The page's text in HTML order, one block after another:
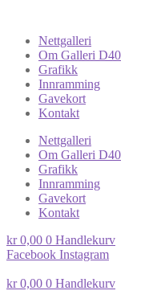
Nettgalleri
Om Galleri D40
Grafikk
Innramming
Gavekort
Kontakt
Nettgalleri
Om Galleri D40
Grafikk
Innramming
Gavekort
Kontakt
kr0,00 0 Handlekurv
Facebook Instagram
kr0,00 0 Handlekurv